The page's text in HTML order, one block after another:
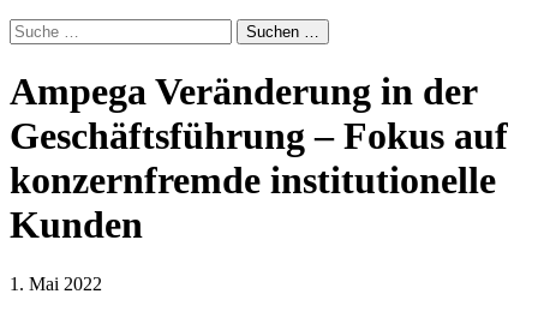
Ampega Veränderung in der
Geschäftsführung – Fokus auf
konzernfremde institutionelle
Kunden
1. Mai 2022